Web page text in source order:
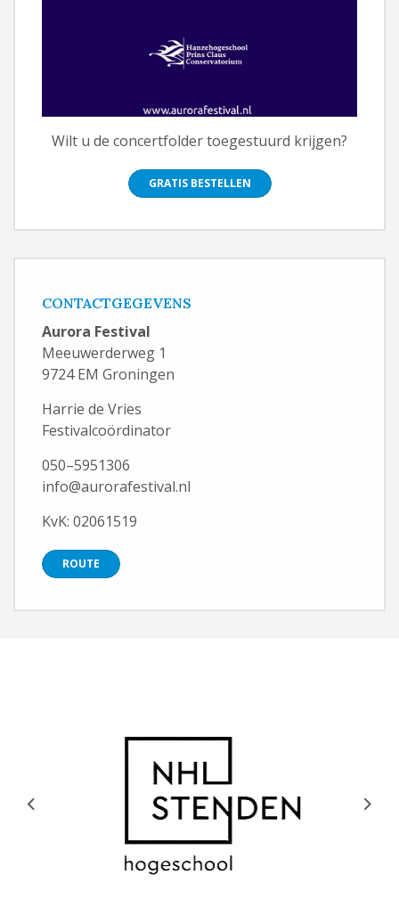
Wilt u de concertfolder toegestuurd krijgen?
GRATIS BESTELLEN
CONTACTGEGEVENS
Aurora Festival
Meeuwerderweg 1
9724 EM Groningen
Harrie de Vries
Festivalcoördinator
050–5951306
info@aurorafestival.nl
KvK: 02061519
ROUTE
Previous Next